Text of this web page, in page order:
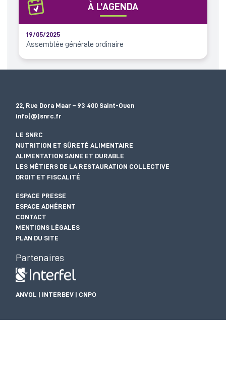
À L’AGENDA
19/05/2025
Assemblée générale ordinaire
22, Rue Dora Maar – 93 400 Saint-Ouen
info[@]snrc.fr
LE SNRC
NUTRITION ET SÛRETÉ ALIMENTAIRE
ALIMENTATION SAINE ET DURABLE
LES MÉTIERS DE LA RESTAURATION COLLECTIVE
DROIT ET FISCALITÉ
ESPACE PRESSE
ESPACE ADHÉRENT
CONTACT
MENTIONS LÉGALES
PLAN DU SITE
Partenaires
ANVOL | INTERBEV | CNPO